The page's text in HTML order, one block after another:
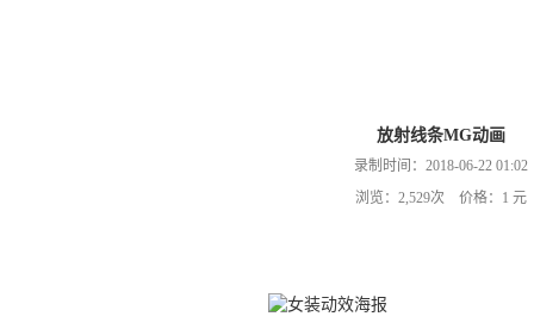
放射线条MG动画
录制时间：2018-06-22 01:02
浏览：2,529次 价格：1 元